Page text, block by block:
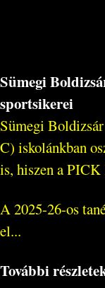
Sümegi
sportsikerei
Sümegi
C) iskolánkban
is, hiszen a
A 2025-26-os
el...
További